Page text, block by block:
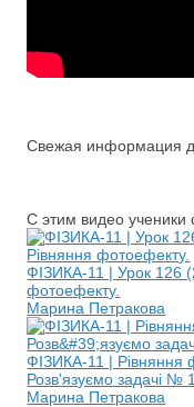
Свежая информация
С этим видео
ФІЗИКА-11 | Урок 126
фотоефекту.
Марина Петракова
ФІЗИКА-11 | Рівняння
Розв'язуємо задачі №
Марина Петракова